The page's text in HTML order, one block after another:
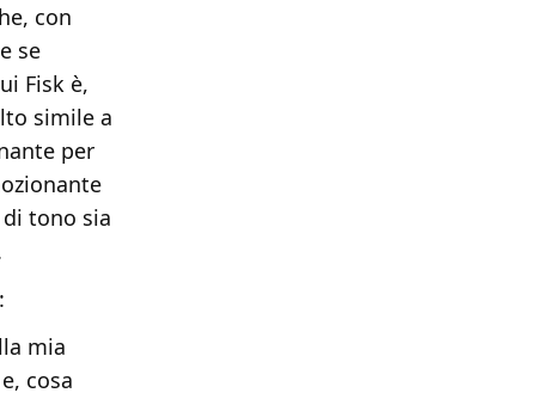
con
se
Fisk è,
simile a
per
tono sia
mia
cosa